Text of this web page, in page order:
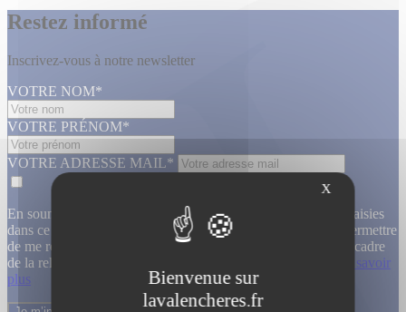
Restez informé
Inscrivez-vous à notre newsletter
VOTRE NOM*
VOTRE PRÉNOM*
VOTRE ADRESSE MAIL*
En soumettant ce formulaire, j’accepte que les informations saisies
dans ce formulaire soient utilisées, exploitées, traitées pour permettre
de me recontacter, pour m’envoyer des informations, dans le cadre
de la relation commerciale qui découle de cette demande.
En savoir
plus
X
Bienvenue sur
lavalencheres.fr